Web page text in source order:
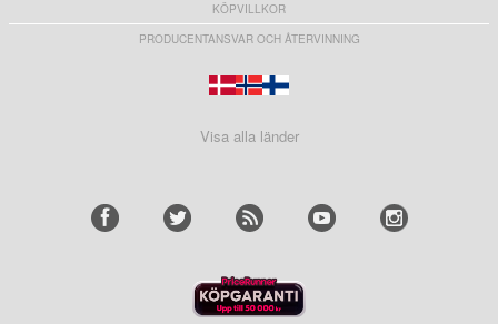
KÖPVILLKOR
PRODUCENTANSVAR OCH ÅTERVINNING
Visa alla länder